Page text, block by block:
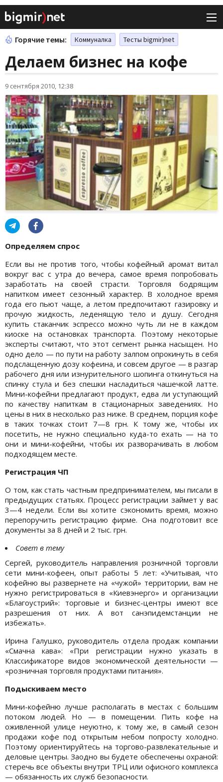
Горячие темы: Коммуналка Тесты bigmir)net
Делаем бизнес на кофе
9 сентября 2010, 12:38
Определяем спрос
Если вы не против того, чтобы кофейный аромат витал
вокруг вас с утра до вечера, самое время попробовать
заработать на своей страсти. Торговля бодрящим
напитком имеет сезонный характер. В холодное время
года его пьют чаще, а летом предпочитают газировку и
прочую жидкость, леденящую тело и душу. Сегодня
купить стаканчик эспрессо можно чуть ли не в каждом
киоске на остановках транспорта. Поэтому некоторые
эксперты считают, что этот сегмент рынка насыщен. Но
одно дело — по пути на работу залпом опрокинуть в себя
подслащенную дозу кофеина, и совсем другое — в разгар
рабочего дня или изнурительного шопинга откинуться на
спинку стула и без спешки насладиться чашечкой латте.
Мини-кофейни предлагают продукт, едва ли уступающий
по качеству напиткам в стационарных заведениях. Но
цены в них в несколько раз ниже. В среднем, порция кофе
в таких точках стоит 7—8 грн. К тому же, чтобы их
посетить, не нужно специально куда-то ехать — на то
они и мини-кофейни, чтобы их разворачивать в любом
подходящем месте.
Регистрация ЧП
О том, как стать частным предпринимателем, мы писали в
предыдущих статьях. Процесс регистрации займет у вас
3—4 недели. Если вы хотите сэкономить время, можно
перепоручить регистрацию фирме. Она подготовит все
документы за 8 дней и 2 тыс. грн.
Совет в тему
Сергей, руководитель направления розничной торговли
сети мини-кофеен, опыт работы 5 лет: «Учитывая, что
кофейню вы развернете на «чужой» территории, вам не
нужно регистрироваться в «Киевэнерго» и организации
«Благоустрий»: торговые и бизнес-центры имеют все
разрешения от них. А вот санэпидемстанции не
избежать».
Ирина Галушко, руководитель отдела продаж компании
«Смачна кава»: «При регистрации нужно указать в
Классификаторе видов экономической деятельности —
«розничная торговля продуктами питания».
Подыскиваем место
Мини-кофейню лучше располагать в местах с большим
потоком людей. Но — в помещении. Пить кофе на
оживленной улице неуютно, к тому же, в самый сезон
продажи кофе под открытым небом попросту холодно.
Поэтому ориентируйтесь на торгово-развлекательные и
деловые центры. Заодно вы будете обеспечены охраной:
стеречь все объекты внутри ТРЦ или офисного комплекса
— обязанность их служб безопасности.